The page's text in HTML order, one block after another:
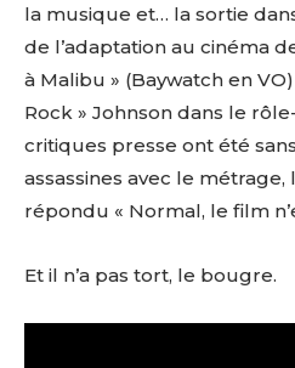
la musique et… la sortie
de l’adaptation au cinéma
à Malibu » (Baywatch en
Rock » Johnson dans le
critiques presse ont été
assassines avec le métrage,
répondu « Normal, le film
Et il n’a pas tort, le bougre.